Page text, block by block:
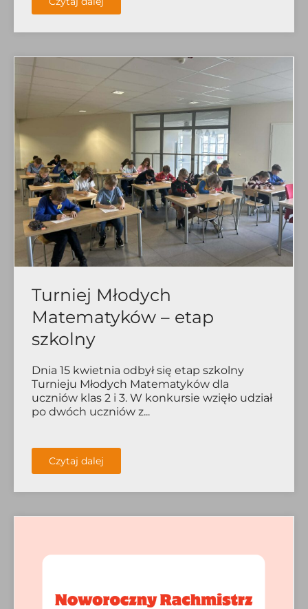
Turniej Młodych
Matematyków – etap
szkolny
Dnia 15 kwietnia odbył się etap szkolny
Turnieju Młodych Matematyków dla
uczniów klas 2 i 3. W konkursie wzięło udział
po dwóch uczniów z...
Czytaj dalej